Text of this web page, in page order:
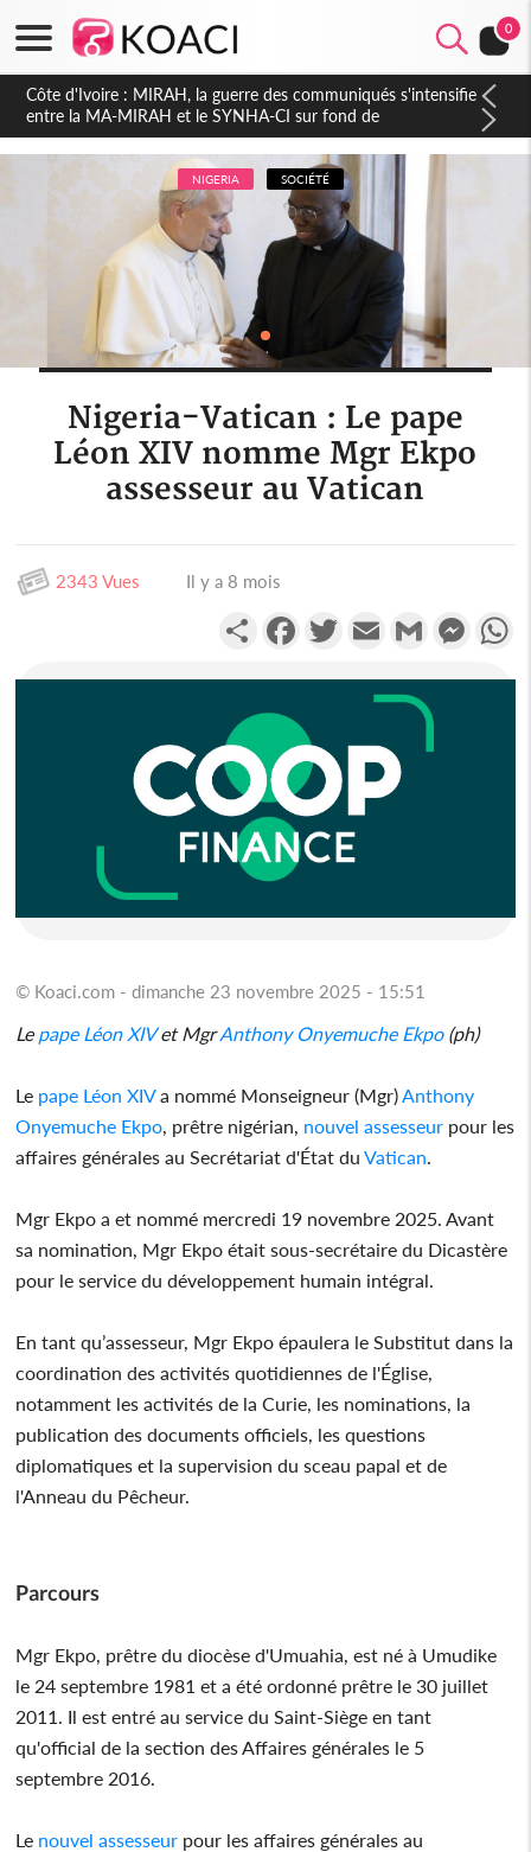
0
Côte d'Ivoire : Indépendance 2026, Thiam plaide pour un
environnement démocratique plus apaisé
NIGERIA SOCIÉTÉ
Nigeria-Vatican : Le pape
Léon XIV nomme Mgr Ekpo
assesseur au Vatican
2343 Vues Il y a 8 mois
PartagerFacebookTwitterEmail Gmail
© Koaci.com - dimanche 23 novembre 2025 - 15:51
Lepape Léon XIVet MgrAnthony Onyemuche Ekpo(ph)
Le pape Léon XIVa nommé Monseigneur (Mgr) Anthony
Onyemuche Ekpo , prêtre nigérian, nouvel assesseur pour les
affaires générales au Secrétariat d'État du Vatican
Mgr Ekpo a et nommé mercredi 19 novembre 2025. Avant
sa nomination, Mgr Ekpo était sous-secrétaire du Dicastère
pour le service du développement humain intégral.
En tant qu’assesseur, Mgr Ekpo épaulera le Substitut dans la
coordination des activités quotidiennes de l'Église,
notamment les activités de la Curie, les nominations, la
publication des documents officiels, les questions
diplomatiques et la supervision du sceau papal et de
l'Anneau du Pêcheur.
Parcours
Mgr Ekpo, prêtre du diocèse d'Umuahia, est né à Umudike
le 24 septembre 1981 et a été ordonné prêtre le 30 juillet
2011. Il est entré au service du Saint-Siège en tant
qu'official de la section des Affaires générales le 5
septembre 2016.
Le nouvel assesseur pour les affaires générales au